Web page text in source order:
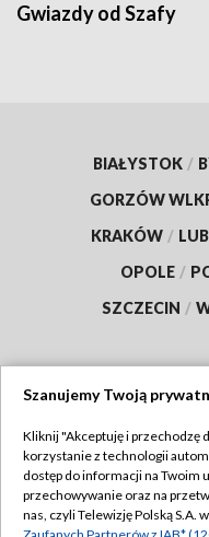
Gwiazdy od Szafy
BIAŁYSTOK /
GORZÓW
KRAKÓW /
OPOLE /
SZCZECIN /
Abonament TVP
Emisja w TVP
Szanujemy Twoją
Kliknij "Akceptuję i przechodzę
korzystanie z technologii
dostęp do informacji na Twoim
przechowywanie oraz na
nas, czyli Telewizję Polską S.A.